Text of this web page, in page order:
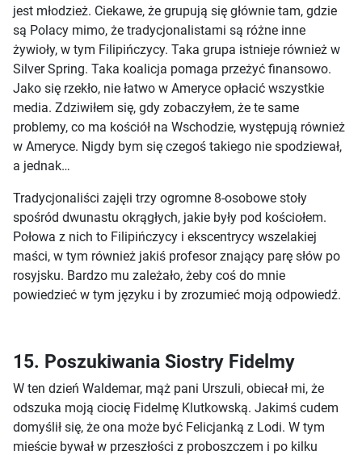
jest młodzież. Ciekawe, że grupują się głównie tam, gdzie
są Polacy mimo, że tradycjonalistami są różne inne
żywioły, w tym Filipińczycy. Taka grupa istnieje również w
Silver Spring. Taka koalicja pomaga przeżyć finansowo.
Jako się rzekło, nie łatwo w Ameryce opłacić wszystkie
media. Zdziwiłem się, gdy zobaczyłem, że te same
problemy, co ma kościół na Wschodzie, występują również
w Ameryce. Nigdy bym się czegoś takiego nie spodziewał,
a jednak…
Tradycjonaliści zajęli trzy ogromne 8-osobowe stoły
spośród dwunastu okrągłych, jakie były pod kościołem.
Połowa z nich to Filipińczycy i ekscentrycy wszelakiej
maści, w tym również jakiś profesor znający parę słów po
rosyjsku. Bardzo mu zależało, żeby coś do mnie
powiedzieć w tym języku i by zrozumieć moją odpowiedź.
15. Poszukiwania Siostry Fidelmy
W ten dzień Waldemar, mąż pani Urszuli, obiecał mi, że
odszuka moją ciocię Fidelmę Klutkowską. Jakimś cudem
domyślił się, że ona może być Felicjanką z Lodi. W tym
mieście bywał w przeszłości z proboszczem i po kilku